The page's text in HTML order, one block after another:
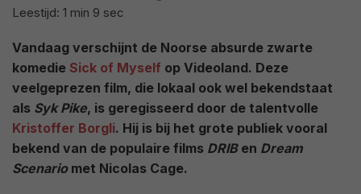
Leestijd: 1 min 9 sec
Vandaag verschijnt de Noorse absurde zwarte
komedie Sick of Myself op Videoland. Deze
veelgeprezen film, die lokaal ook wel bekendstaat
als Syk Pike, is geregisseerd door de talentvolle
Kristoffer Borgli. Hij is bij het grote publiek vooral
bekend van de populaire films DRIBen Dream
Scenariomet Nicolas Cage.